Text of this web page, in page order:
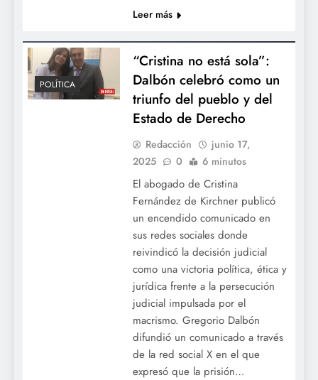
Leer más
POLÍTICA
“Cristina no está sola”:
Dalbón celebró como un
triunfo del pueblo y del
Estado de Derecho
Redacción
junio 17,
2025
0 6 minutos
El abogado de Cristina
Fernández de Kirchner publicó
un encendido comunicado en
sus redes sociales donde
reivindicó la decisión judicial
como una victoria política, ética y
jurídica frente a la persecución
judicial impulsada por el
macrismo. Gregorio Dalbón
difundió un comunicado a través
de la red social X en el que
expresó que la prisión…